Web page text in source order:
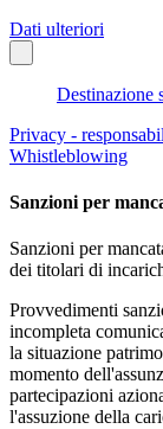
Dati ulteriori
Destinazione
Privacy -
Whistleblowing
Sanzioni per
Sanzioni per
dei titolari di
Provvedimenti
incompleta
la situazione
momento
partecipazioni
l'assuzione della